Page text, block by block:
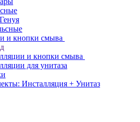
и кнопки смыва
и кнопки смыва
для унитаза
Инсталляция + Унитаз